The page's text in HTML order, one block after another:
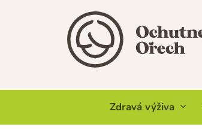
Zdravá výživa